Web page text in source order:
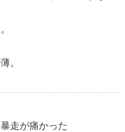
。
走が痛かった